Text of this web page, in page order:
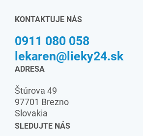
KONTAKTUJE NÁS
0911 080 058
lekaren@lieky24.sk
ADRESA
Štúrova 49
97701 Brezno
Slovakia
SLEDUJTE NÁS